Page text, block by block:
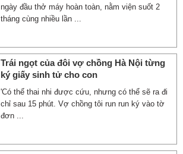
ngày đầu thở máy hoàn toàn, nằm viện suốt 2
tháng cùng nhiều lần ...
Trái ngọt của đôi vợ chồng Hà Nội từng
ký giấy sinh tử cho con
'Có thể thai nhi được cứu, nhưng có thể sẽ ra đi
chỉ sau 15 phút. Vợ chồng tôi run run ký vào tờ
đơn ...